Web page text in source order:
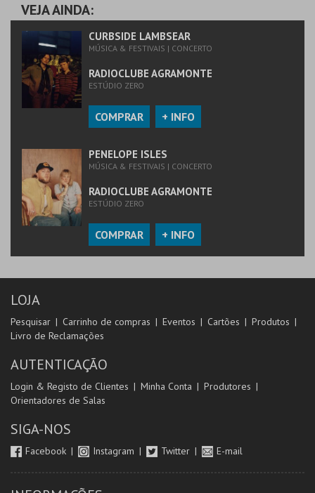
VEJA AINDA:
CURBSIDE LAMBSEAR
MÚSICA & FESTIVAIS | CONCERTO
RADIOCLUBE AGRAMONTE
ESTÚDIO ZERO
COMPRAR + INFO
PENELOPE ISLES
MÚSICA & FESTIVAIS | CONCERTO
RADIOCLUBE AGRAMONTE
ESTÚDIO ZERO
COMPRAR + INFO
LOJA
Pesquisar Carrinho de compras Eventos Cartões
Produtos
Livro de Reclamações
AUTENTICAÇÃO
Login & Registo de Clientes Minha Conta
Produtores
Orientadores de Salas
SIGA-NOS
Facebook Instagram Twitter E-mail